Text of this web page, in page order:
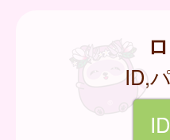
ID,